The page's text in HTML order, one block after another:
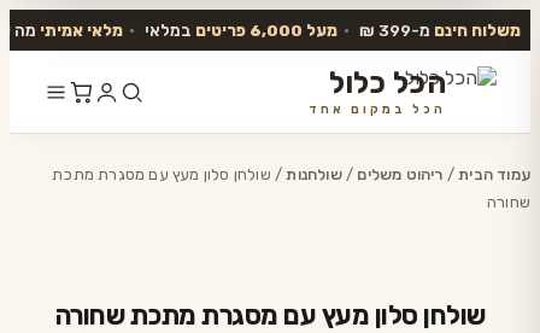
משלוח חינם מ-399 ₪ • מעל 6,000 פריטים במלאי • מלאי אמיתי מה
הכל כלול
הכל במקום אחד
לתוכן
עמוד הבית/ ריהוט משלים /שולחנות/ שולחן סלון מעץ עם מסגרת מתכת
שחורה
שולחן סלון מעץ עם מסגרת מתכת שחורה